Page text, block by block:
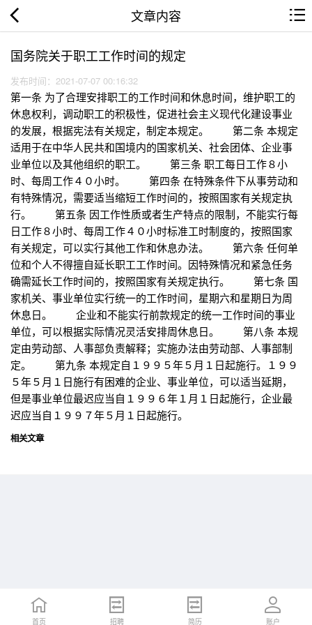
文章内容
国务院关于职工工作时间的规定
发布时间：2021-07-07 00:16:32
第一条 为了合理安排职工的工作时间和休息时间，维护职工的
休息权利，调动职工的积极性，促进社会主义现代化建设事业
的发展，根据宪法有关规定，制定本规定。 第二条 本规定
适用于在中华人民共和国境内的国家机关、社会团体、企业事
业单位以及其他组织的职工。 第三条 职工每日工作８小
时、每周工作４０小时。 第四条 在特殊条件下从事劳动和
有特殊情况，需要适当缩短工作时间的，按照国家有关规定执
行。 第五条 因工作性质或者生产特点的限制，不能实行每
日工作８小时、每周工作４０小时标准工时制度的，按照国家
有关规定，可以实行其他工作和休息办法。 第六条 任何单
位和个人不得擅自延长职工工作时间。因特殊情况和紧急任务
确需延长工作时间的，按照国家有关规定执行。 第七条 国
家机关、事业单位实行统一的工作时间，星期六和星期日为周
休息日。 企业和不能实行前款规定的统一工作时间的事业
单位，可以根据实际情况灵活安排周休息日。 第八条 本规
定由劳动部、人事部负责解释；实施办法由劳动部、人事部制
定。 第九条 本规定自１９９５年５月１日起施行。１９９
５年５月１日施行有困难的企业、事业单位，可以适当延期，
但是事业单位最迟应当自１９９６年１月１日起施行，企业最
迟应当自１９９７年５月１日起施行。
相关文章
首页 招聘 简历 账户
首页 招聘 简历 账户